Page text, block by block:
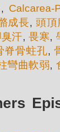
, Calcarea-
成長,頭頂
汗,畏寒,
脊骨蛀孔,
彎曲軟弱,